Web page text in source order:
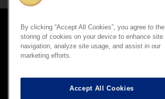
By clicking “Accept All Cookies”, you agree to the
storing of cookies on your device to enhance site
navigation, analyze site usage, and assist in our
marketing efforts.
Accept All Cookies